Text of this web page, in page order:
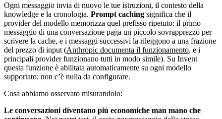
Ogni messaggio invia di nuovo le tue istruzioni, il contesto della
knowledge e la cronologia. Prompt caching significa che il
provider del modello memorizza quel prefisso ripetuto: il primo
messaggio di una conversazione paga un piccolo sovrapprezzo per
scrivere la cache, e i messaggi successivi la rileggono a una frazione
del prezzo di input (Anthropic documenta il funzionamento, e i
principali provider funzionano tutti in modo simile). Su Invent
questa funzione è abilitata automaticamente su ogni modello
supportato; non c’è nulla da configurare.
Cosa abbiamo osservato misurandolo:
Le conversazioni diventano più economiche man mano che